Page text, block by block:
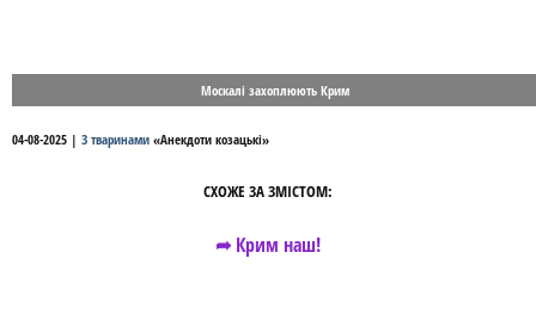
Москалі захоплюють Крим
04-08-2025 | З тваринами «Анекдоти козацькі»
СХОЖЕ ЗА ЗМІСТОМ:
➦ Крим наш!